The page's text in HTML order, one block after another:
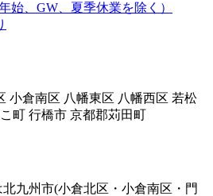
始、GW、夏季休業を除く）
北九州市(小倉北区 ・ 小倉南区 ・ 門